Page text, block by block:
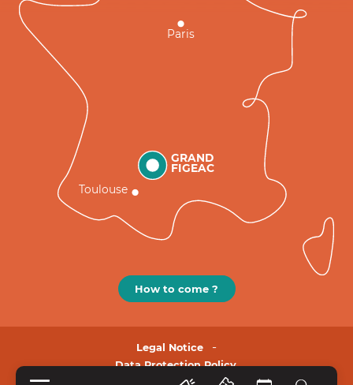
GRAND
FIGEAC
Toulouse
Paris
How to come ?
Legal Notice
Data Protection Policy.